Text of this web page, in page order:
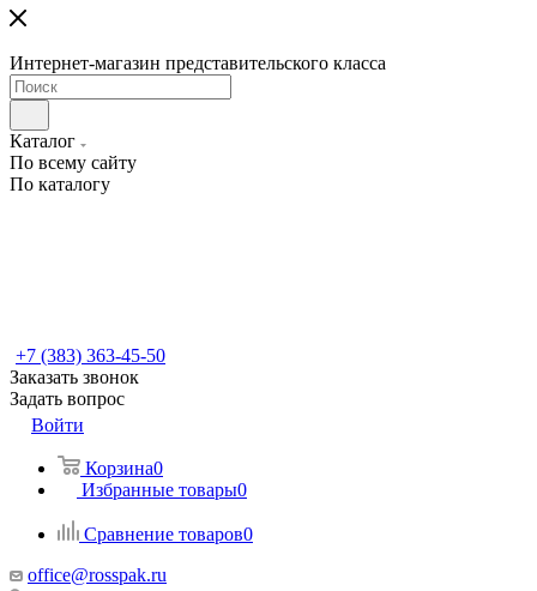
Интернет-магазин представительского класса
Каталог
По всему сайту
По каталогу
+7 (383) 363-45-50
Заказать звонок
Задать вопрос
Войти
Корзина0
Избранные товары0
Сравнение товаров0
office@rosspak.ru